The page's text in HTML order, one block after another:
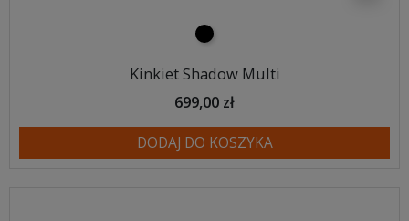
czarny
Kinkiet Shadow Multi
699,00 zł
DODAJ DO KOSZYKA